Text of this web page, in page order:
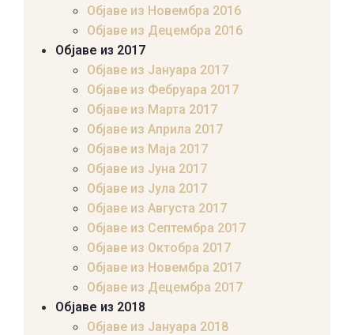
Објаве из Новембра 2016
Објаве из Децембра 2016
Објаве из 2017
Објаве из Јануара 2017
Објаве из Фебруара 2017
Објаве из Марта 2017
Објаве из Априла 2017
Објаве из Маја 2017
Објаве из Јуна 2017
Објаве из Јула 2017
Објаве из Августа 2017
Објаве из Септембра 2017
Објаве из Октобра 2017
Објаве из Новембра 2017
Објаве из Децембра 2017
Објаве из 2018
Објаве из Јануара 2018